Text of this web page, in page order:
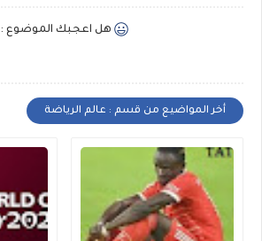
هل اعجبك الموضوع :
أخر المواضيع من قسم : عالم الرياضة